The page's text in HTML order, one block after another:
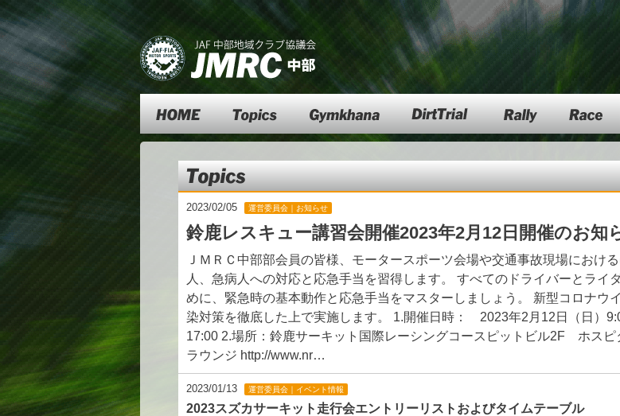
Topics
2023/02/05 運営委員会｜お知らせ
鈴鹿レスキュー講習会開催2023年2月12日開催のお知
ＪＭＲＣ中部部会員の皆様、モータースポーツ会場や交通事故現場におけ
人、急病人への対応と応急手当を習得します。 すべてのドライバーとライ
めに、緊急時の基本動作と応急手当をマスターしましょう。 新型コロナウ
染対策を徹底した上で実施します。 1.開催日時： 2023年2月12日（日）
17:00 2.場所：鈴鹿サーキット国際レーシングコースピットビル2F ホスピ
ラウンジ http://www.nr…
2023/01/13 運営委員会｜イベント情報
2023スズカサーキット走行会エントリーリストおよびタイムテーブル